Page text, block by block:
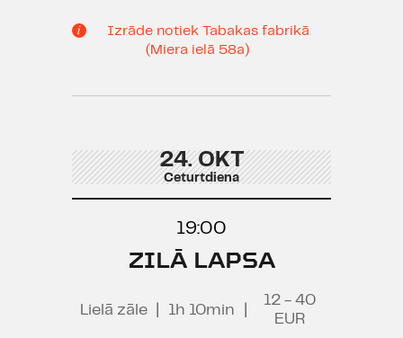
Izrāde notiek Tabakas fabrikā
(Miera ielā 58a)
24. OKT
Ceturtdiena
19:00
ZILĀ LAPSA
Lielā zāle 1h 10min
12 - 40
EUR